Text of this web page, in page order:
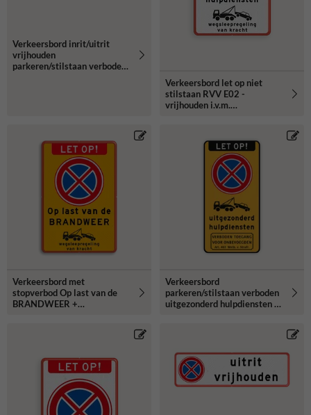
Verkeersbord inrit/uitrit
vrijhouden
parkeren/stilstaan verboden
Verkeersbord let op niet
stilstaan RVV E02 -
vrijhouden i.v.m.
Verkeersbord met
stopverbod Op last van de
BRANDWEER +
Verkeersbord
parkeren/stilstaan verboden
uitgezonderd hulpdiensten -